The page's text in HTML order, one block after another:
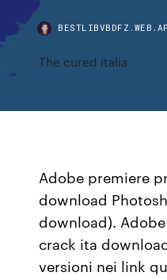
The cured italia
Adobe premiere
download
download).
crack ita
versioni nei link